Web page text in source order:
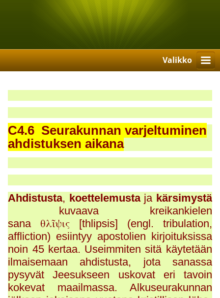
Valikko
C4.6 Seurakunnan varjeltuminen
ahdistuksen aikana
Ahdistusta, koettelemustaja kärsimystä
kuvaava kreikankielen
sanaθλῖψις [thlipsis] (engl. tribulation,
affliction) esiintyy apostolien kirjoituksissa
noin 45 kertaa. Useimmiten sitä käytetään
ilmaisemaan ahdistusta, jota sanassa
pysyvät Jeesukseen uskovat eri tavoin
kokevat maailmassa. Alkuseurakunnan